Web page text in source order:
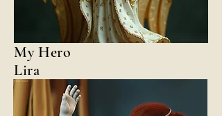
My Hero
Lira